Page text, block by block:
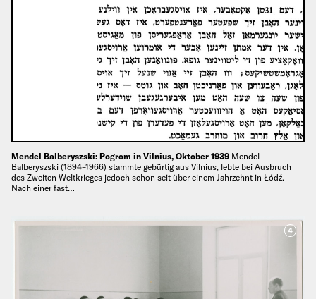
Mendel Balberyszski: Pogrom in Vilnius, Oktober 1939 Mendel
Balberyszski (1894–1966) stammte gebürtig aus Vilnius, lebte bei Ausbruch
des Zweiten Weltkrieges jedoch schon seit über einem Jahrzehnt in Łódź.
Nach einer fast…
4